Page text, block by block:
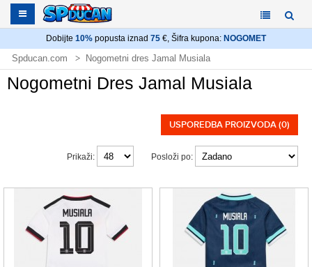
Dobijte 10% popusta iznad 75 €, Šifra kupona: NOGOMET
Spducan.com Nogometni dres Jamal Musiala
Nogometni Dres Jamal Musiala
USPOREDBA PROIZVODA (0)
Posloži po:
Prikaži: